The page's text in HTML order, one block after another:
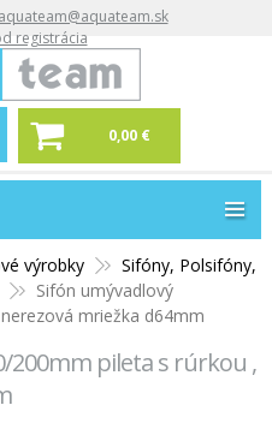
aquateam@aquateam.sk
registrácia
0,00 €
výrobky
Sifóny, Polsifóny,
Sifón umývadlový
mriežka d64mm
200mm pileta s rúrkou ,